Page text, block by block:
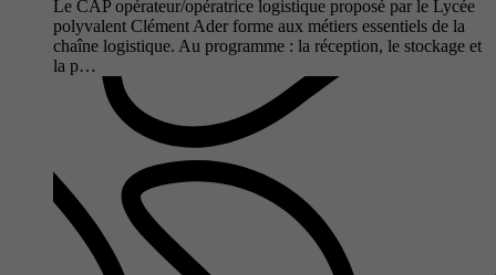
Le CAP opérateur/opératrice logistique proposé par le Lycée
polyvalent Clément Ader forme aux métiers essentiels de la
chaîne logistique. Au programme : la réception, le stockage et
la p…